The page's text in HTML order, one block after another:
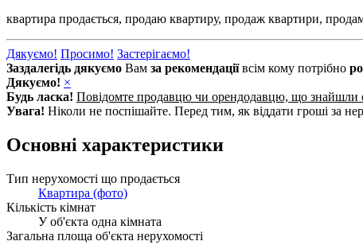
квартира продається, продаю квартиру, продаж квартири,
Дякуємо! Просимо! Застерігаємо!
Заздалегідь дякуємо Вам за рекомендаціївсім кому потрібно
Дякуємо! ×
Будь ласка! Повідомте продавцю чи орендодавцю, що знайшли
Увага! Ніколи не поспішайте. Перед тим, як віддати гроші за
Основні характеристики
Тип нерухомості що продається
Квартира (фото)
Кількість кімнат
У об'єкта одна кімната
Загальна площа об'єкта нерухомості